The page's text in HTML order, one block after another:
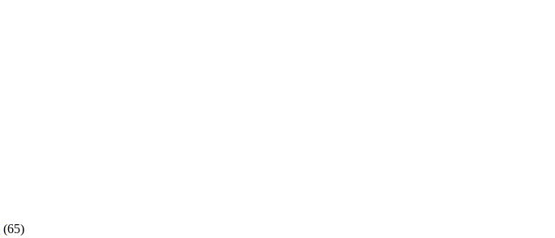
(65)